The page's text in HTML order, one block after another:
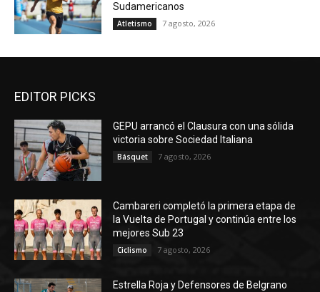
Sudamericanos
Atletismo 7 agosto, 2026
EDITOR PICKS
GEPU arrancó el Clausura con una sólida
victoria sobre Sociedad Italiana
Básquet 7 agosto, 2026
Cambareri completó la primera etapa de
la Vuelta de Portugal y continúa entre los
mejores Sub 23
Ciclismo 7 agosto, 2026
Estrella Roja y Defensores de Belgrano